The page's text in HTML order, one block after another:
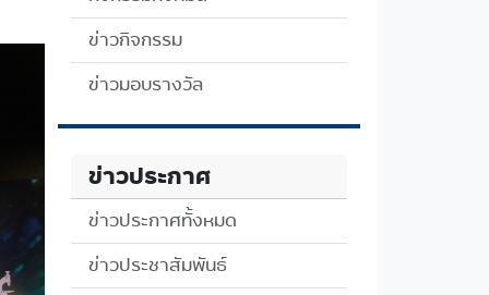
ข่าวกิจกรรม
ข่าวมอบรางวัล
ข่าวประกาศ
ข่าวประกาศทั้งหมด
ข่าวประชาสัมพันธ์